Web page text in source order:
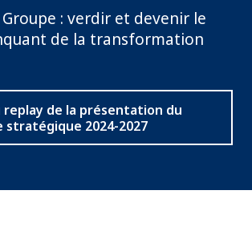
Groupe : verdir et devenir le
de la transformation
replay de la présentation du
stratégique 2024-2027